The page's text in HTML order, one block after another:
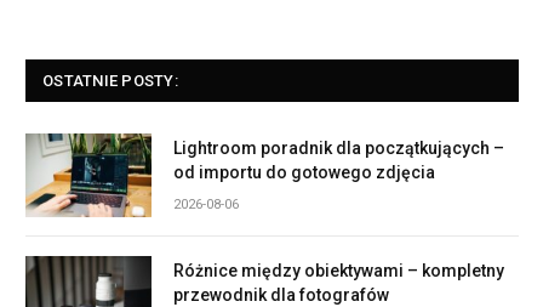
OSTATNIE POSTY:
Lightroom poradnik dla początkujących –
od importu do gotowego zdjęcia
2026-08-06
Różnice między obiektywami – kompletny
przewodnik dla fotografów